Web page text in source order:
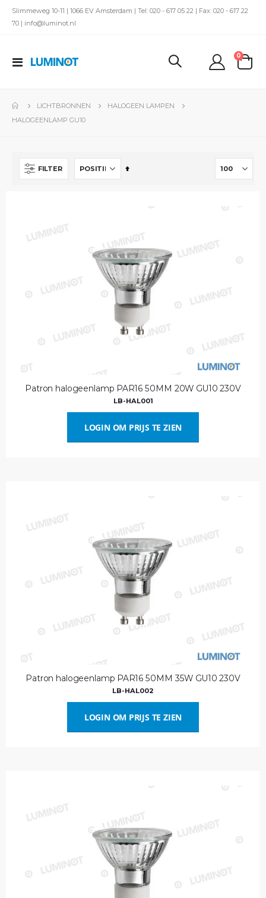
Slimmeweg 10-11 | 1066 EV Amsterdam | Tel: 020 - 617 05 22 | Fax: 020 - 617 22
70 | info@luminot.nl
Toggle
kar
0
LICHTBRONNEN
HALOGEEN LAMPEN
HALOGEENLAMP GU10
FILTER
Van
Patron halogeenlamp PAR16 50MM 20W GU10 230V
LB-HAL001
LOGIN OM PRIJS TE ZIEN
Patron halogeenlamp PAR16 50MM 35W GU10 230V
LB-HAL002
LOGIN OM PRIJS TE ZIEN